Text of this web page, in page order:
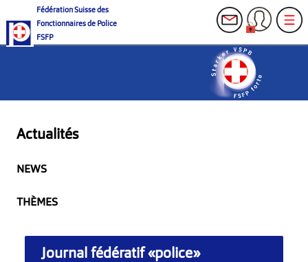
Fédération Suisse des
Fonctionnaires de Police
FSFP
Actualités
NEWS
THÈMES
Journal fédératif «police»